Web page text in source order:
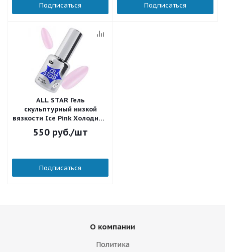
Подписаться Подписаться
ALL STAR Гель
скульптурный низкой
вязкости Ice Pink Холодный
розовый 710 18 мл.
550руб./шт
Подписаться
О компании
Политика